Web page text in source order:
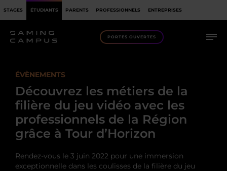
STAGES ÉTUDIANTS PARENTS PROFESSIONNELS ENTREPRISES
PORTES OUVERTES
ÉVÈNEMENTS
Découvrez les métiers de la
filière du jeu vidéo avec les
professionnels de la Région
grâce à Tour d’Horizon
Rendez-vous le 3 juin 2022 pour une immersion
exceptionnelle dans les coulisses de la filière du jeu